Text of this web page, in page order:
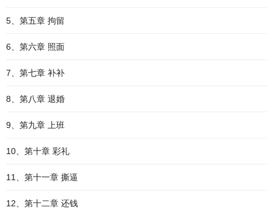
5、第五章 拘留
6、第六章 照面
7、第七章 补补
8、第八章 退婚
9、第九章 上班
10、第十章 彩礼
11、第十一章 撕逼
12、第十二章 还钱